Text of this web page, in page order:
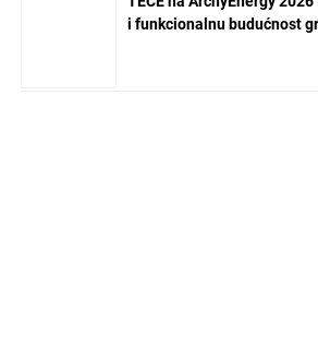
i funkcionalnu budućnost